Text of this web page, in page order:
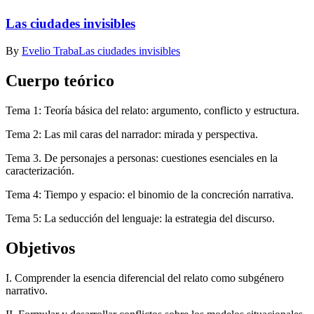
Las ciudades invisibles
By Evelio TrabaLas ciudades invisibles
Cuerpo teórico
Tema 1: Teoría básica del relato: argumento, conflicto y estructura.
Tema 2: Las mil caras del narrador: mirada y perspectiva.
Tema 3. De personajes a personas: cuestiones esenciales en la
caracterización.
Tema 4: Tiempo y espacio: el binomio de la concreción narrativa.
Tema 5: La seducción del lenguaje: la estrategia del discurso.
Objetivos
I. Comprender la esencia diferencial del relato como subgénero
narrativo.